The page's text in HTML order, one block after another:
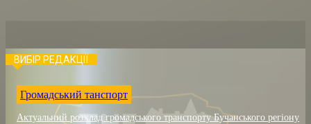
ВИБІР РЕДАКЦІЇ
Громадський танспорт
Актуальний розклад громадського транспорту Бучанського регіону